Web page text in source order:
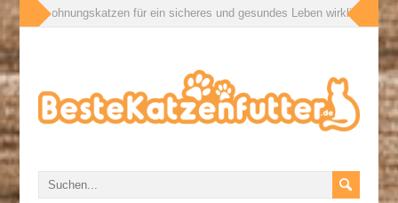
Wohnungskatzen für ein sicheres und gesundes Leben wirklich brauchen